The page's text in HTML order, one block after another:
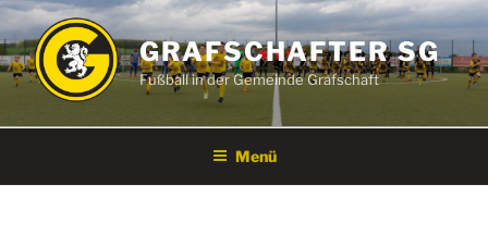
Zum
Inhalt
springen
GRAFSCHAFTER SG
Fußball in der Gemeinde Grafschaft
Menü